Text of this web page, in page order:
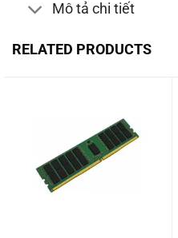
Mô tả chi tiết
RELATED PRODUCTS